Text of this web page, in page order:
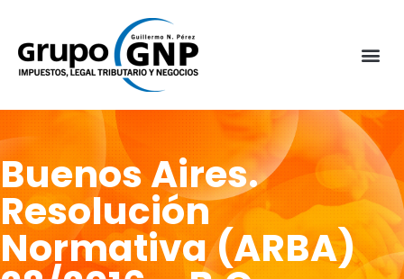
Buenos Aires.
Resolución
Normativa (ARBA)